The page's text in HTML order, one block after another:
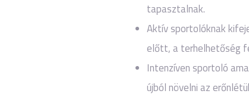
tapasztalnak.
Aktív sportolóknak
előtt, a terhelhetőség
Intenzíven sportoló
újból növelni az